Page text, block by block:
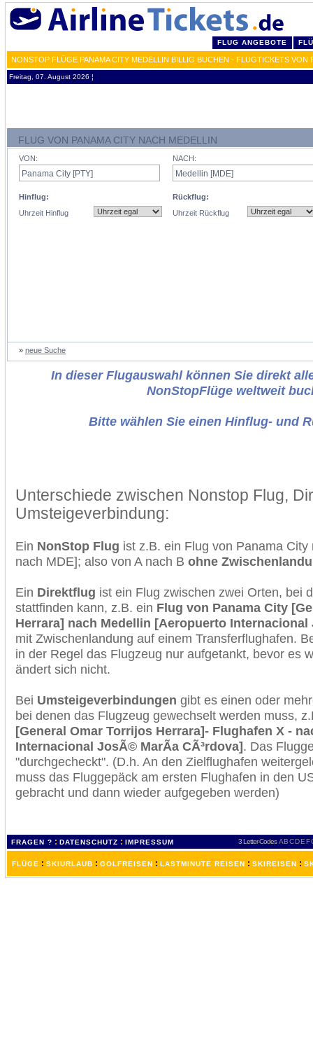
FLUG ANGEBOTE
NONSTOP FLÜGE PANAMA CITY MEDELLIN BILLIG BUCHEN - FLUGTICKETS VON
Freitag, 07. August 2026 ¦
FLUG VON PANAMA CITY NACH MEDELLIN
VON:
Hinflug:
Uhrzeit Hinflug
NACH:
Rückflug:
Uhrzeit Rückflug
» neue Suche
In dieser Flugauswahl können Sie direkt
NonStopFlüge weltweit
Bitte wählen Sie einen Hinflug- und
Unterschiede zwischen Nonstop Flug,
Umsteigeverbindung:
Ein NonStop Flug ist z.B. ein Flug von Panama
nach MDE]; also von A nach B ohne
Ein Direktflug ist ein Flug zwischen zwei Orten, bei
stattfinden kann, z.B. ein Flug von Panama City
Herrara] nach Medellin [Aeropuerto Internacional
mit Zwischenlandung auf einem Transferflughafen.
in der Regel das Flugzeug nur aufgetankt, bevor es
ändert sich nicht.
Bei Umsteigeverbindungen gibt es einen oder
bei denen das Flugzeug gewechselt werden muss,
[General Omar Torrijos Herrara]- Flughafen X -
Internacional JosÃ© MarÃ­a CÃ³rdova]. Das
"durchgecheckt". (D.h. An den Zielflughafen
muss das Fluggepäck am ersten Flughafen in den
gebracht und dann wieder aufgegeben werden)
FRAGEN ? : DATENSCHUTZ : IMPRESSUM 3 Letter-Codes ABCDEF
FLÜGE : SKIURLAUB : GOLFREISEN : LASTMINUTE REISEN : SKIREISEN :